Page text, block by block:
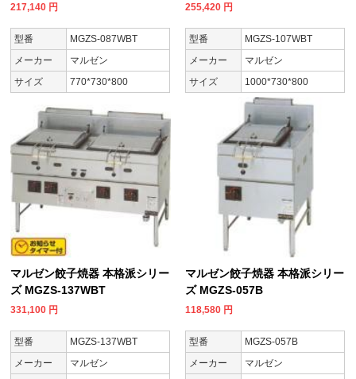
217,140 円
型番
MGZS-087WBT
メーカー
マルゼン
サイズ
770*730*800
255,420 円
型番
MGZS-107WBT
メーカー
マルゼン
サイズ
1000*730*800
マルゼン餃子焼器 本格派シリー
ズ MGZS-137WBT
331,100 円
型番
MGZS-137WBT
メーカー
マルゼン
マルゼン餃子焼器 本格派シリー
ズ MGZS-057B
118,580 円
型番
MGZS-057B
メーカー
マルゼン